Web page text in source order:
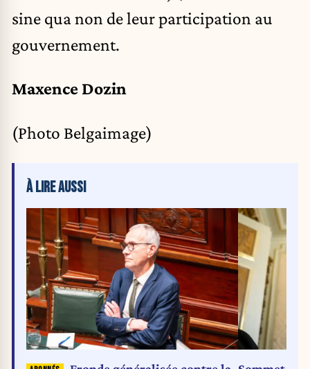
sine qua non de leur participation au
gouvernement.
Maxence Dozin
(Photo Belgaimage)
À LIRE AUSSI